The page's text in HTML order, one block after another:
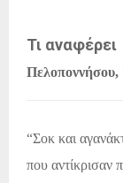
Τι αναφέρει
Πελοποννήσου,
“Σοκ και
που αντίκρισαν